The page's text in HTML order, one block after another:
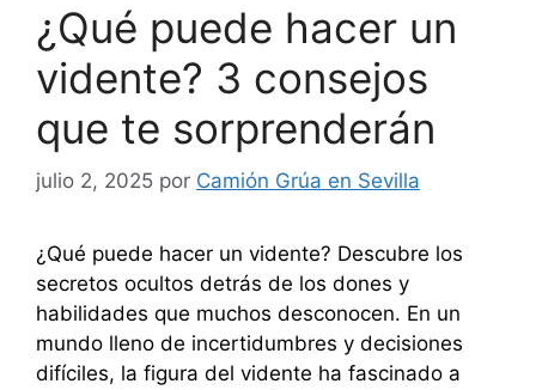
¿Qué puede hacer un
vidente? 3 consejos
que te sorprenderán
julio 2, 2025 por Camión Grúa en Sevilla
¿Qué puede hacer un vidente? Descubre los
secretos ocultos detrás de los dones y
habilidades que muchos desconocen. En un
mundo lleno de incertidumbres y decisiones
difíciles, la figura del vidente ha fascinado a